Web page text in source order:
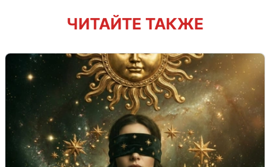
ЧИТАЙТЕ ТАКЖЕ